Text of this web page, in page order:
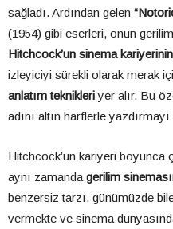
sağladı. Ardından gelen
(1954) gibi eserleri, onun
Hitchcock’un sinema
izleyiciyi sürekli olarak merak
anlatım teknikleriyer alır. Bu
adını altın harflerle
Hitchcock’un kariyeri boyunca
aynı zamandagerilim
benzersiz tarzı, günümüzde
vermekte ve sinema